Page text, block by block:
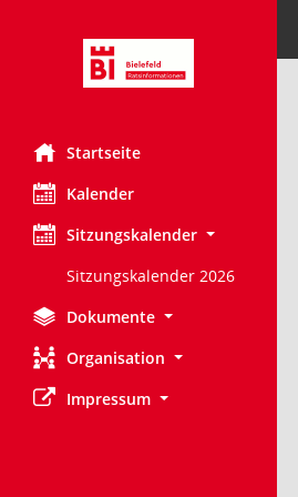
Startseite
Kalender
Sitzungskalender
Sitzungskalender 2026
Dokumente
Organisation
Impressum